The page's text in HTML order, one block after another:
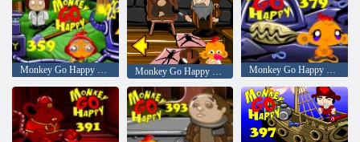
Monkey Go Happy Stage 359 Monkey Go Happy Stage 379